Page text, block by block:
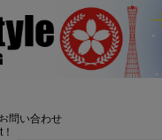
お問い合わせ